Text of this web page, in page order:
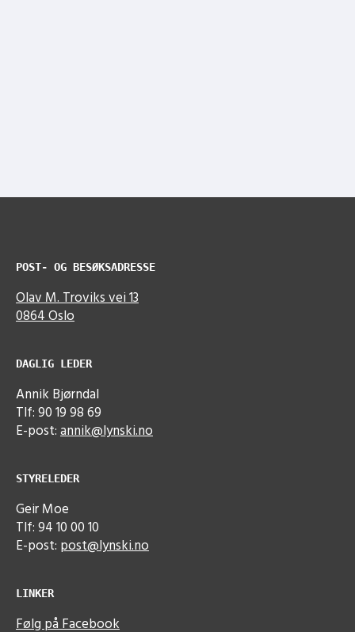
POST- OG BESØKSADRESSE
Olav M. Troviks vei 13
0864 Oslo
DAGLIG LEDER
Annik Bjørndal
Tlf: 90 19 98 69
E-post:annik@lynski.no
STYRELEDER
Geir Moe
Tlf: 94 10 00 10
E-post: post@lynski.no
LINKER
Følg på Facebook